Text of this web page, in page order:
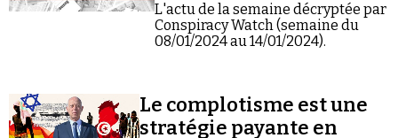
Revues de presse
Newsletter
L'actu de la semaine décryptée par
Conspiracy Watch (semaine du
08/01/2024 au 14/01/2024).
Le complotisme est une
stratégie payante en